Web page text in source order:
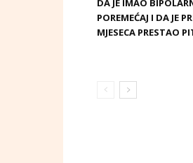
DA JE IMAO
POREMEĆAJ I DA JE
MJESECA PRESTAO